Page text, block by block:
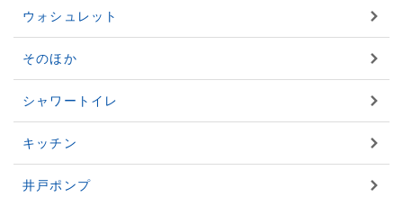
ウォシュレット
そのほか
シャワートイレ
キッチン
井戸ポンプ